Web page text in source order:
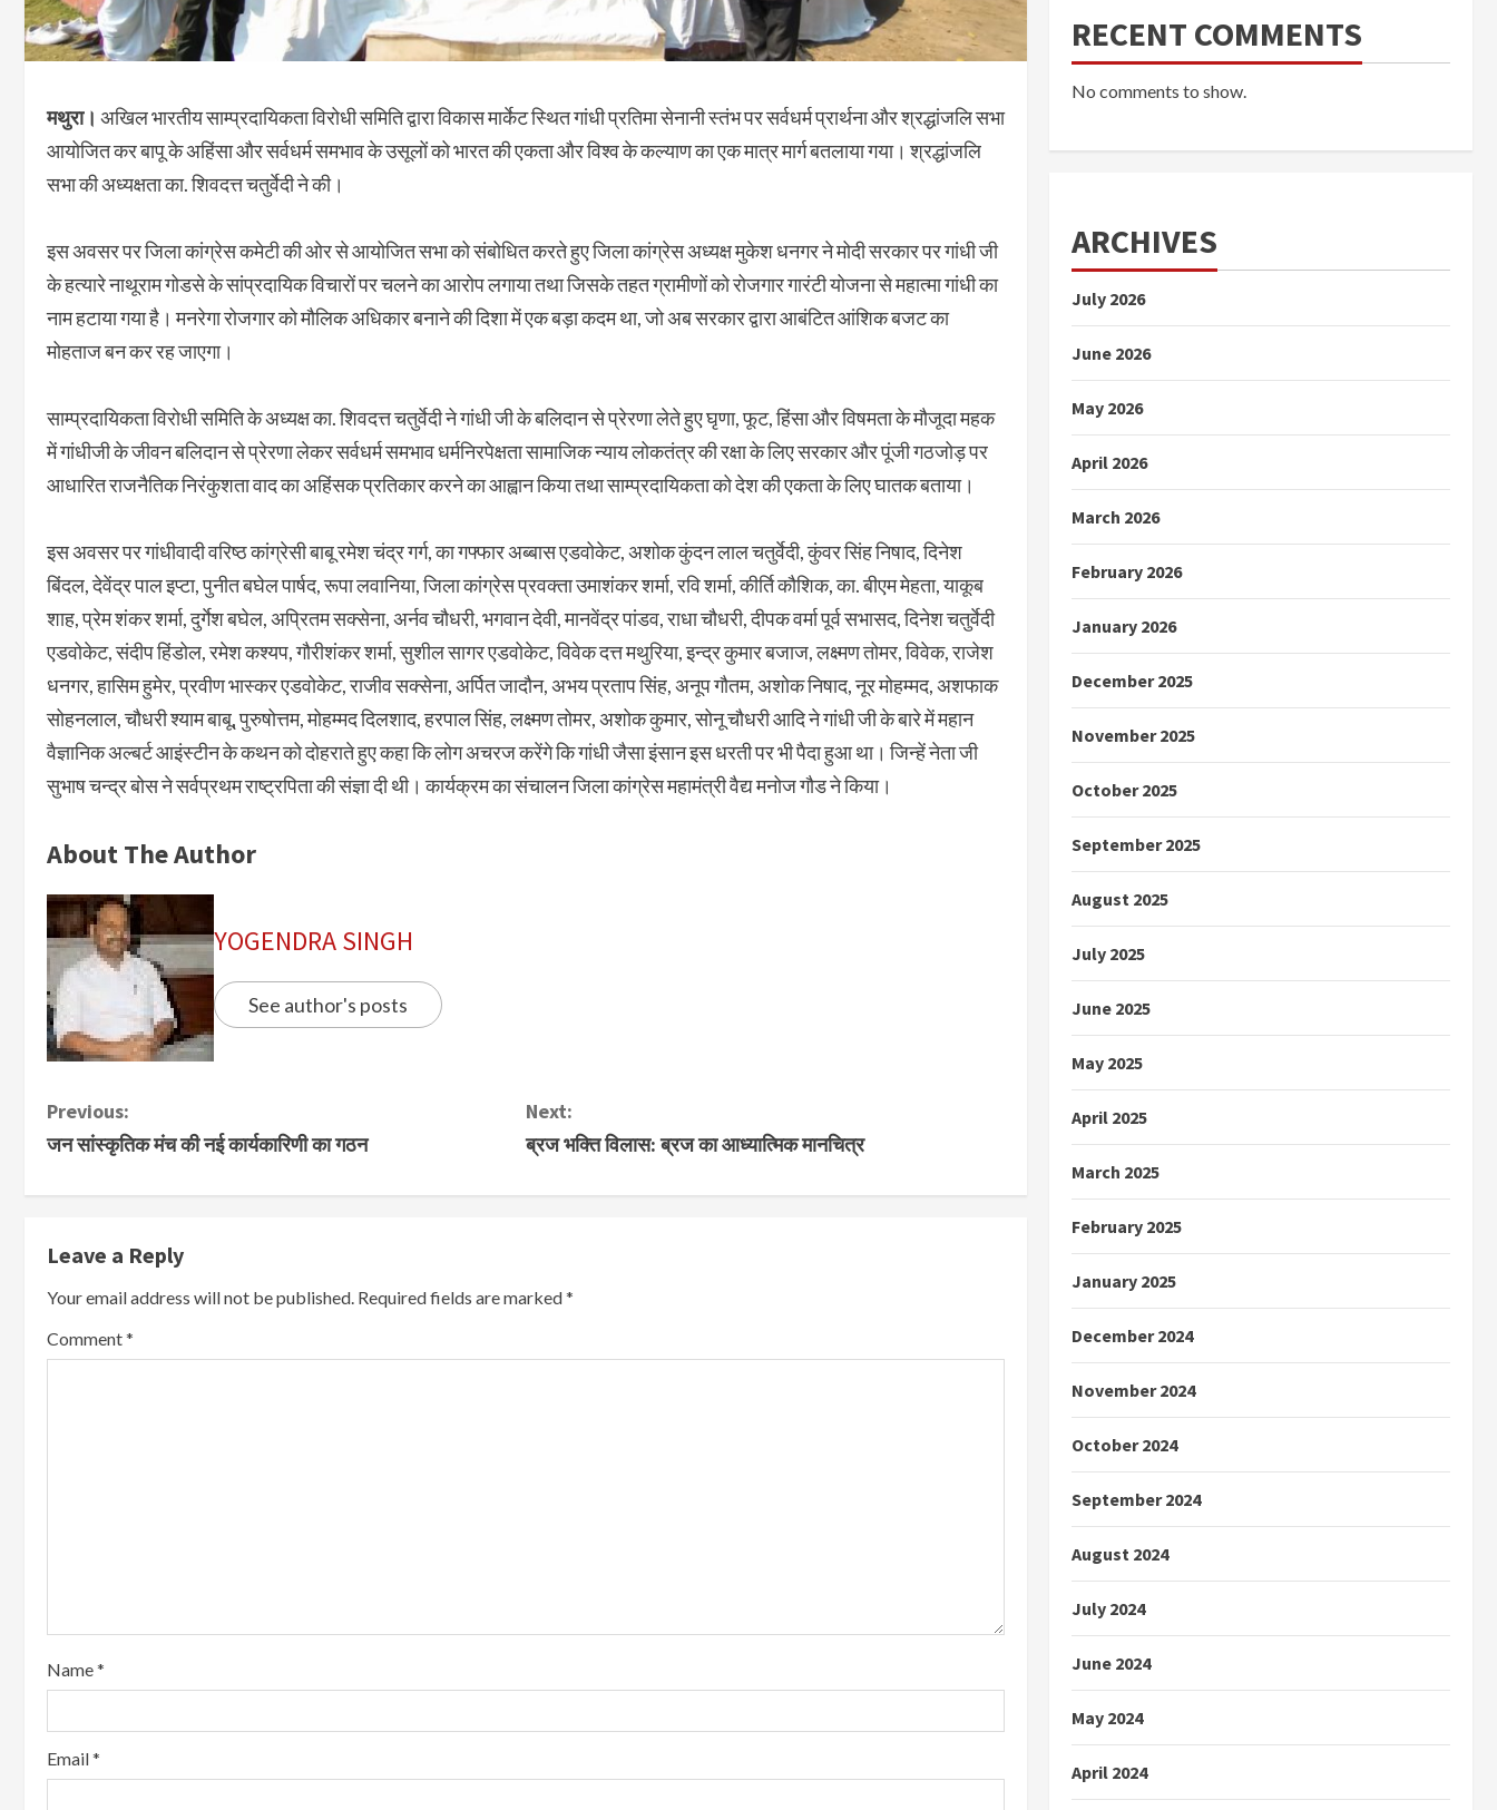
मथुरा। अखिल भारतीय साम्प्रदायिकता विरोधी समिति द्वारा विकास मार्केट स्थित गांधी प्रतिमा सेनानी स्तंभ पर सर्वधर्म प्रार्थना और श्रद्धांजलि सभा
आयोजित कर बापू के अहिंसा और सर्वधर्म समभाव के उसूलों को भारत की एकता और विश्व के कल्याण का एक मात्र मार्ग बतलाया गया। श्रद्धांजलि
सभा की अध्यक्षता का. शिवदत्त चतुर्वेदी ने की।
इस अवसर पर जिला कांग्रेस कमेटी की ओर से आयोजित सभा को संबोधित करते हुए जिला कांग्रेस अध्यक्ष मुकेश धनगर ने मोदी सरकार पर गांधी जी
के हत्यारे नाथूराम गोडसे के सांप्रदायिक विचारों पर चलने का आरोप लगाया तथा जिसके तहत ग्रामीणों को रोजगार गारंटी योजना से महात्मा गांधी का
नाम हटाया गया है। मनरेगा रोजगार को मौलिक अधिकार बनाने की दिशा में एक बड़ा कदम था, जो अब सरकार द्वारा आबंटित आंशिक बजट का
मोहताज बन कर रह जाएगा।
साम्प्रदायिकता विरोधी समिति के अध्यक्ष का. शिवदत्त चतुर्वेदी ने गांधी जी के बलिदान से प्रेरणा लेते हुए घृणा, फूट, हिंसा और विषमता के मौजूदा महक
में गांधीजी के जीवन बलिदान से प्रेरणा लेकर सर्वधर्म समभाव धर्मनिरपेक्षता सामाजिक न्याय लोकतंत्र की रक्षा के लिए सरकार और पूंजी गठजोड़ पर
आधारित राजनैतिक निरंकुशता वाद का अहिंसक प्रतिकार करने का आह्वान किया तथा साम्प्रदायिकता को देश की एकता के लिए घातक बताया।
इस अवसर पर गांधीवादी वरिष्ठ कांग्रेसी बाबू रमेश चंद्र गर्ग, का गफ्फार अब्बास एडवोकेट, अशोक कुंदन लाल चतुर्वेदी, कुंवर सिंह निषाद, दिनेश
बिंदल, देवेंद्र पाल इप्टा, पुनीत बघेल पार्षद, रूपा लवानिया, जिला कांग्रेस प्रवक्ता उमाशंकर शर्मा, रवि शर्मा, कीर्ति कौशिक, का. बीएम मेहता, याकूब
शाह, प्रेम शंकर शर्मा, दुर्गेश बघेल, अप्रितम सक्सेना, अर्नव चौधरी, भगवान देवी, मानवेंद्र पांडव, राधा चौधरी, दीपक वर्मा पूर्व सभासद, दिनेश चतुर्वेदी
एडवोकेट, संदीप हिंडोल, रमेश कश्यप, गौरीशंकर शर्मा, सुशील सागर एडवोकेट, विवेक दत्त मथुरिया, इन्द्र कुमार बजाज, लक्ष्मण तोमर, विवेक, राजेश
धनगर, हासिम हुमेर, प्रवीण भास्कर एडवोकेट, राजीव सक्सेना, अर्पित जादौन, अभय प्रताप सिंह, अनूप गौतम, अशोक निषाद, नूर मोहम्मद, अशफाक
सोहनलाल, चौधरी श्याम बाबू, पुरुषोत्तम, मोहम्मद दिलशाद, हरपाल सिंह, लक्ष्मण तोमर, अशोक कुमार, सोनू चौधरी आदि ने गांधी जी के बारे में महान
वैज्ञानिक अल्बर्ट आइंस्टीन के कथन को दोहराते हुए कहा कि लोग अचरज करेंगे कि गांधी जैसा इंसान इस धरती पर भी पैदा हुआ था। जिन्हें नेता जी
सुभाष चन्द्र बोस ने सर्वप्रथम राष्ट्रपिता की संज्ञा दी थी। कार्यक्रम का संचालन जिला कांग्रेस महामंत्री वैद्य मनोज गौड ने किया।
About The Author
YOGENDRA SINGH
See author's posts
Previous:
जन सांस्कृतिक मंच की नई कार्यकारिणी का गठन
Next:
ब्रज भक्ति विलास: ब्रज का आध्यात्मिक मानचित्र
Leave a Reply
Your email address will not be published. Required fields are marked*
Comment*
Name*
Email*
RECENT COMMENTS
No comments to show.
ARCHIVES
July 2026
June 2026
May 2026
April 2026
March 2026
February 2026
January 2026
December 2025
November 2025
October 2025
September 2025
August 2025
July 2025
June 2025
May 2025
April 2025
March 2025
February 2025
January 2025
December 2024
November 2024
October 2024
September 2024
August 2024
July 2024
June 2024
May 2024
April 2024